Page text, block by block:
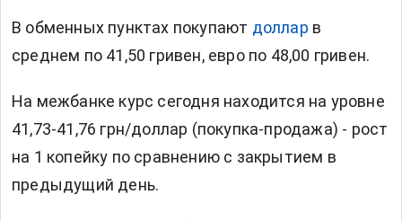
В обменных пунктах покупают доллар в
среднем по 41,50 гривен, евро по 48,00 гривен.
На межбанке курс сегодня находится на уровне
41,73-41,76 грн/доллар (покупка-продажа) - рост
на 1 копейку по сравнению с закрытием в
предыдущий день.